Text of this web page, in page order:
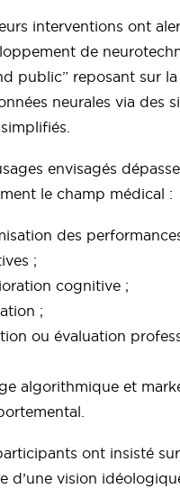
interventions ont
de
public” reposant sur
neurales via des
envisagés
le champ médical :
des
;
cognitive ;
;
ou évaluation
algorithmique et
ont insisté
d’une vision